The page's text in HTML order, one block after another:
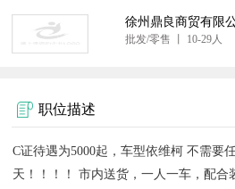
徐州鼎良商贸有限
批发/零售 丨 10-29人
职位描述
C证待遇为5000起，车型依维柯 不需要
天！！！！ 市内送货，一人一车，配合